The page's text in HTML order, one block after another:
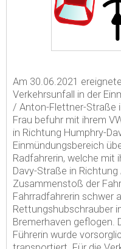
Am 30.06.2021
Verkehrsunfall in der
/ Anton-Flettner-Straße
Frau befuhr mit ihrem
in Richtung Humphry-
Einmündungsbereich
Radfahrerin, welche mit
Davy-Straße in
Zusammenstoß der
Fahrradfahrerin schwer
Rettungshubschrauber
Bremerhaven geflogen.
Führerin wurde